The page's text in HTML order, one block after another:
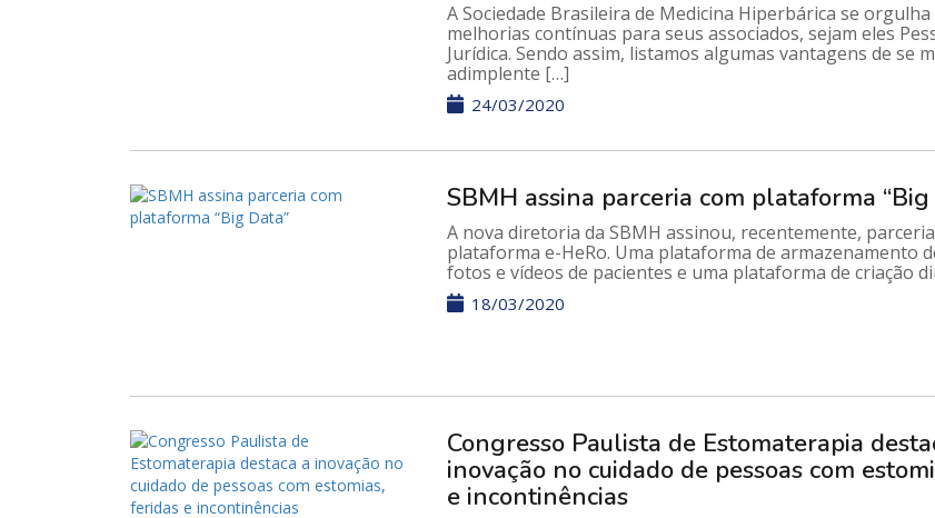
A Sociedade Brasileira de Medicina Hiperbárica se
melhorias contínuas para seus associados, sejam eles
Jurídica. Sendo assim, listamos algumas vantagens de se
adimplente […]
24/03/2020
SBMH assina parceria com plataforma “Big
A nova diretoria da SBMH assinou, recentemente,
plataforma e-HeRo. Uma plataforma de armazenamento
fotos e vídeos de pacientes e uma plataforma de criação
18/03/2020
Congresso Paulista de Estomaterapia
inovação no cuidado de pessoas com
e incontinências